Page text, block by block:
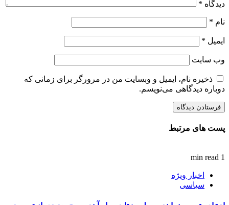
دیدگاه *
نام *
ایمیل *
وب‌ سایت
ذخیره نام، ایمیل و وبسایت من در مرورگر برای زمانی که
دوباره دیدگاهی می‌نویسم.
پست های مرتبط
1 min read
اخبار ویژه
سیاسی